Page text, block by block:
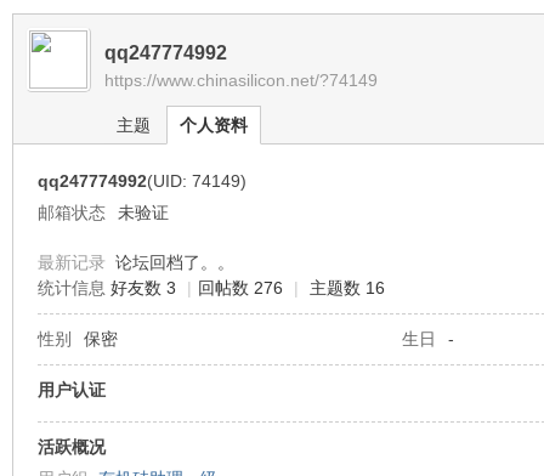
有› ›
qq247774992
https://www.chinasilicon.net/?74149
主题 个人资料
qq247774992(UID: 74149)
邮箱状态
未验证
最新记录 论坛回档了。。
统计信息 好友数 3 | 回帖数 276 | 主题数 16
性别 保密 生日 -
用户认证
活跃概况